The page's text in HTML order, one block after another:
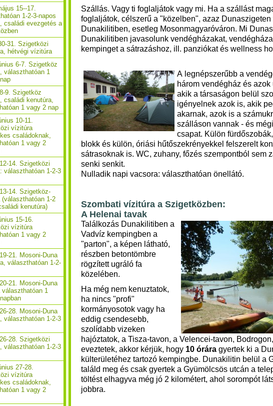
Szállás. Vagy ti foglaljátok vagy mi. Ha a szállást
foglaljátok, célszerű a "közelben", azaz Dunaszigeten
Dunakilitiben, esetleg Mosonmagyaróváron. Mi
Dunakilitiben javasolunk vendégházakat,
kempinget a sátrazáshoz, ill. panziókat és wellness
A legnépszerűbb a
három vendégház és
akik a társaságon belül
igényelnek azok is, akik
akarnak, azok is a
szálláson vannak - és
csapat. Külön
blokk és külön, óriási hűtőszekrényekkel felszerelt
sátrasoknak is. WC, zuhany, főzés szempontból sem
senki senkit.
Nulladik napi vacsora: választhatóan önellátó.
Szombati vízitúra a Szigetközben:
A Helenai tavak
Találkozás Dunakilitiben a
Vadvíz kempingben a
"parton", a képen látható,
részben betontömbre
rögzített ugráló fa
közelében.
Ha még nem kenuztatok,
ha nincs "profi"
kormányosotok vagy ha
eddig csendesebb,
szolídabb vizeken
hajóztatok, a Tisza-tavon, a Velencei-tavon,
eveztetek, akkor kérjük, hogy 10 órára gyertek ki a
külterületéhez tartozó kempingbe. Dunakilitin belül a
találd meg és csak gyertek a Gyümölcsös utcán a
töltést elhagyva még jó 2 kilométert, ahol sorompót
jobbra.
15--17.
1-2-3-napos
családi evezgetés a
31. Szigetközi
hétvégi vízitúra
6-7. Szigetköz
választhatóan 1
9. Szigetköz
családi kenutúra,
1 vagy 2 nap
10-11.
vízitúra
családoknak,
1 vagy 2
14. Szigetközi
választhatóan 1-2-3
14. Szigetköz-
1-2
kenutúra)
15-16.
vízitúra
1 vagy 2
21. Mosoni-Duna
választhatóan 1-2-
21. Mosoni-Duna
1
28. Mosoni-Duna
választhatóan 1-2-3
28. Szigetközi
választhatóan 1-2-3
27-28.
vízitúra
családoknak,
1 vagy 2